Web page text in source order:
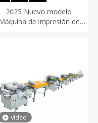
2025 Nuevo modelo
de impresión de
vídeo